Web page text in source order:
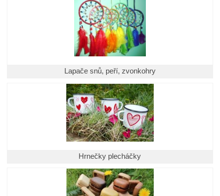
Lapače snů, peří, zvonkohry
Hrnečky plecháčky